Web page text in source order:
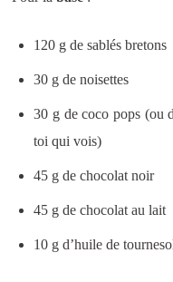
120 g de sablés bretons
30 g de noisettes
30 g de coco pops (ou
toi qui vois)
45 g de chocolat noir
45 g de chocolat au lait
10 g d’huile de